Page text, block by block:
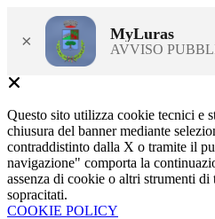
× MyLuras
AVVISO
Questo sito utilizza cookie tecnici e
chiusura del banner mediante
contraddistinto dalla X o tramite il
navigazione" comporta la
assenza di cookie o altri strumenti
sopracitati.
COOKIE POLICY